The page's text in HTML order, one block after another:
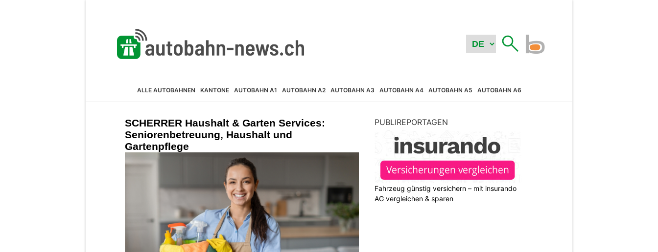
ALLE AUTOBAHNEN KANTONE AUTOBAHN A1 AUTOBAHN A2 AUTOBAHN A3 AUTOBAHN A4 AUTOBAHN A5 AUTOBAHN A6
SCHERRER Haushalt & Garten Services:
Seniorenbetreuung, Haushalt und
Gartenpflege
PUBLIREPORTAGEN
Fahrzeug günstig versichern – mit insurando
AG vergleichen & sparen